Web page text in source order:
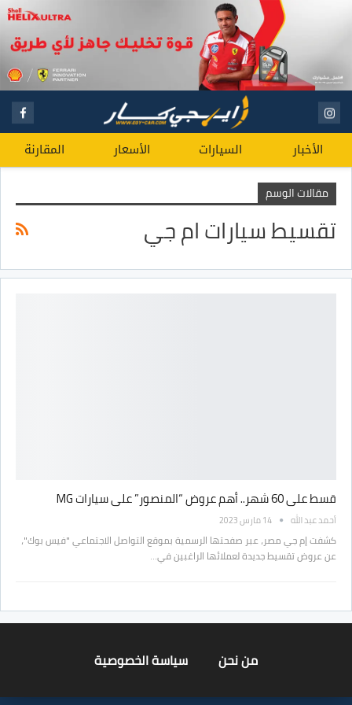
الأخبار السيارات الأسعار المقارنة
مقالات الوسم
تقسيط سيارات ام جي
قسط على 60 شهر.. أهم عروض “المنصور” على سيارات MG
أحمد عبد الله 14 مارس 2023
كشفت إم جي مصر، عبر صفحتها الرسمية بموقع التواصل الاجتماعي "فيس بوك"،
عن عروض تقسيط جديدة لعملائها الراغبين في…
من نحن سياسة الخصوصية